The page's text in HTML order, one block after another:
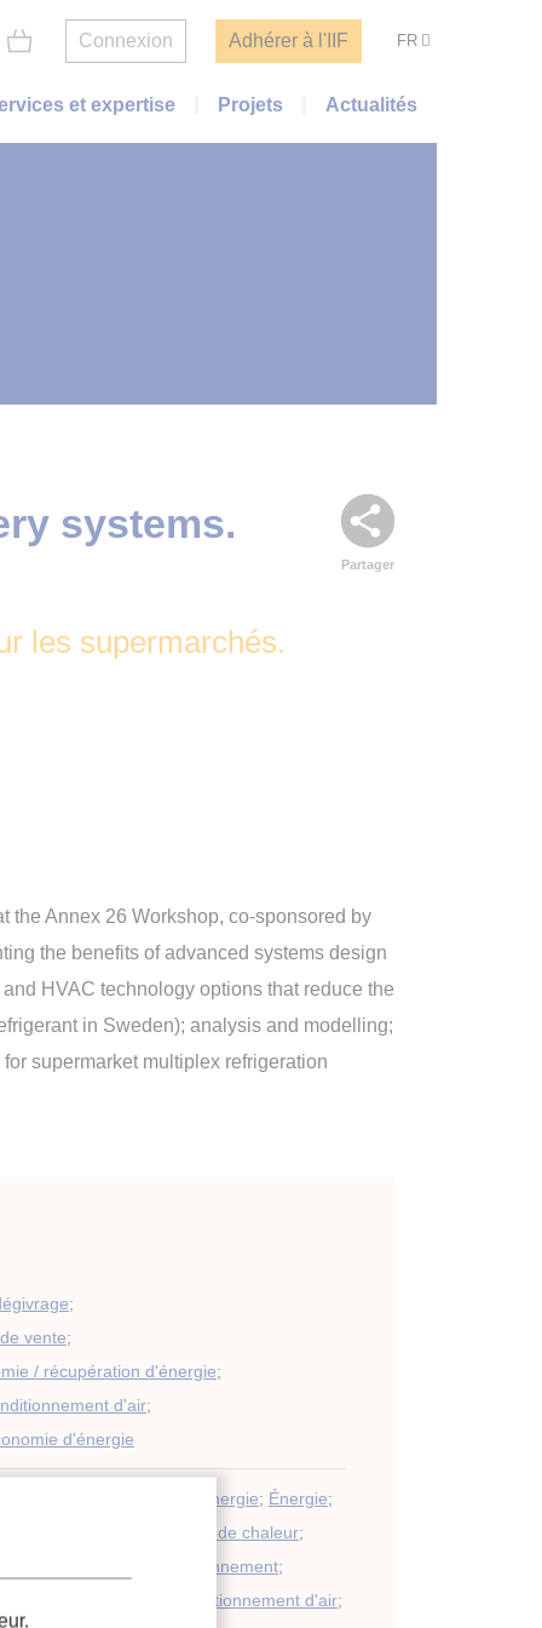
Connexion Adhérer à l'IIF FR
et expertise Projets Actualités
Partager
les supermarchés.
systems.
the Annex 26 Workshop, co-sponsored by
the benefits of advanced systems design
HVAC technology options that reduce the
in Sweden); analysis and modelling;
supermarket multiplex refrigeration
;
vente;
/ récupération d'énergie;
d'air;
d'énergie
Consommation d'énergie; Énergie;
Récuperation de chaleur;
Environnement;
Conditionnement d'air;